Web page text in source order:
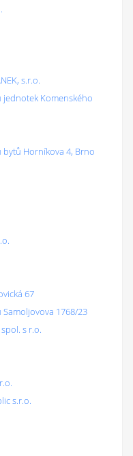
s.r.o.
jednotek Komenského
bytů Horníkova 4, Brno
67
1768/23
s r.o.
s.r.o.